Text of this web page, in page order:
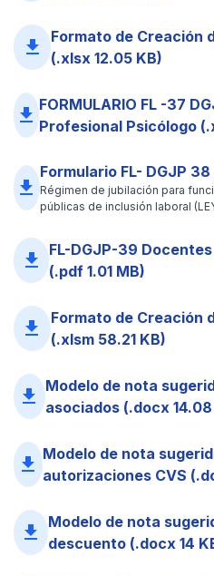
file_download
Formato de Creación
(.xlsx 12.05 KB)
file_download FORMULARIO FL -37
Profesional Psicólogo
file_download
Formulario FL- DGJP
Régimen de jubilación para
públicas de inclusión laboral
file_download
FL-DGJP-39
(.pdf 1.01 MB)
file_download
Formato de Creación
(.xlsm 58.21 KB)
file_download Modelo de nota
asociados (.docx 14.08
file_download Modelo de nota
autorizaciones CVS
file_download
Modelo de nota
descuento (.docx 14